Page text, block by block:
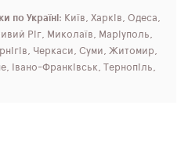
по Україні : Київ, Харків, Одеса,
Ріг, Миколаїв, Маріуполь,
Черкаси, Суми, Житомир,
Івано-Франківськ, Тернопіль,